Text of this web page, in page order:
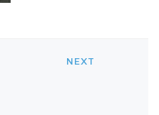
NEXT